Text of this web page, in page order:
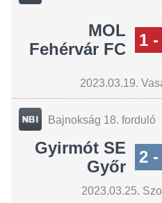
MOL
Fehérvár FC
1
2023.03.19.
Bajnokság 18. forduló
Gyirmót SE
Győr
2 -
2023.03.25.